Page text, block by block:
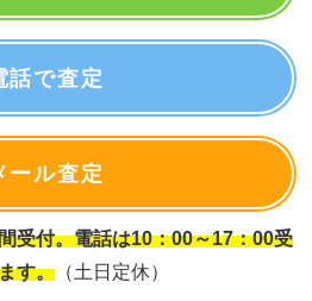
話で査定
ール査定
受付。電話は10：00～17：00受
す。 （土日定休）